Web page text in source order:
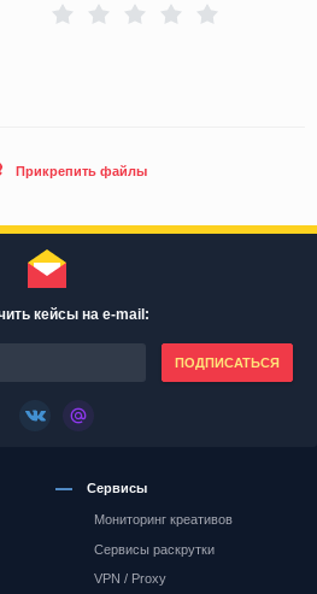
Прикрепить файлы
кейсы на e-mail:
ПОДПИСАТЬСЯ
Сервисы
Мониторинг креативов
Сервисы раскрутки
VPN / Proxy